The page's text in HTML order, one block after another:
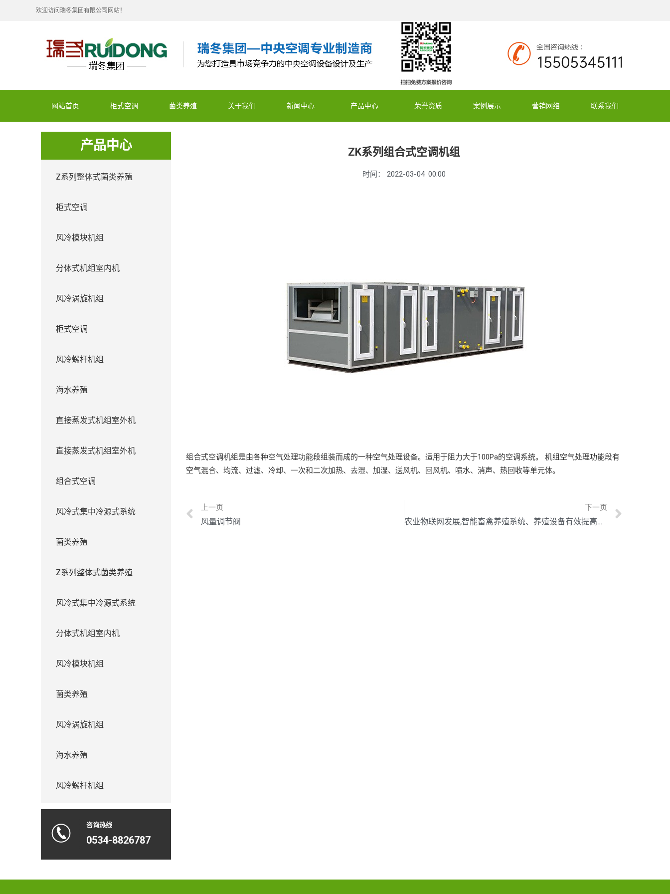
欢迎访问瑞冬集团有限公司网站！
网站首页 柜式空调 菌类养殖 关于我们 新闻中心 产品中心 荣誉资质 案例展示 营销网络 联系我们
产品中心
Z系列整体式菌类养殖
柜式空调
风冷模块机组
分体式机组室内机
风冷涡旋机组
柜式空调
风冷螺杆机组
海水养殖
直接蒸发式机组室外机
直接蒸发式机组室外机
组合式空调
风冷式集中冷源式系统
菌类养殖
Z系列整体式菌类养殖
风冷式集中冷源式系统
分体式机组室内机
风冷模块机组
菌类养殖
风冷涡旋机组
海水养殖
风冷螺杆机组
咨询热线
0534-8826787
ZK系列组合式空调机组
时间： 2022-03-04 00:00
组合式空调机组是由各种空气处理功能段组装而成的一种空气处理设备。适用于阻力大于100Pa的空调系统。 机组空气处理功能段有
空气混合、均流、过滤、冷却、一次和二次加热、去湿、加湿、送风机、回风机、喷水、消声、热回收等单元体。
上一页
风量调节阀
下一页
农业物联网发展,智能畜禽养殖系统、养殖设备有效提高养殖效率